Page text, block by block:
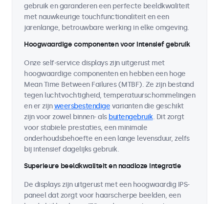
gebruik en garanderen een perfecte beeldkwaliteit
met nauwkeurige touchfunctionaliteit en een
jarenlange, betrouwbare werking in elke omgeving.
Hoogwaardige componenten voor intensief gebruik
Onze self-service displays zijn uitgerust met
hoogwaardige componenten en hebben een hoge
Mean Time Between Failures (MTBF). Ze zijn bestand
tegen luchtvochtigheid, temperatuurschommelingen
en er zijnweersbestendige varianten die geschikt
zijn voor zowel binnen- als buitengebruik. Dit zorgt
voor stabiele prestaties, een minimale
onderhoudsbehoefte en een lange levensduur, zelfs
bij intensief dagelijks gebruik.
Superieure beeldkwaliteit en naadloze integratie
De displays zijn uitgerust met een hoogwaardig IPS-
paneel dat zorgt voor haarscherpe beelden, een